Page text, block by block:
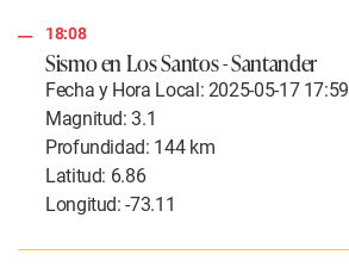
18:08
Sismo en Los Santos - Santander
Fecha y Hora Local: 2025-05-17 17:59
Magnitud: 3.1
Profundidad: 144 km
Latitud: 6.86
Longitud: -73.11